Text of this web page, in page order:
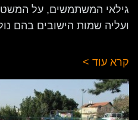
גילאי המשתמשים, על
ועליה שמות הישובים בהם
קרא עוד >